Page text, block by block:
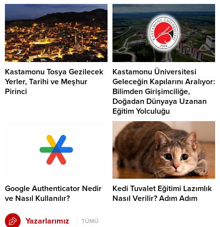
Kastamonu Tosya Gezilecek
Yerler, Tarihi ve Meşhur
Pirinci
Kastamonu Üniversitesi
Geleceğin Kapılarını Aralıyor:
Bilimden Girişimciliğe,
Doğadan Dünyaya Uzanan
Eğitim Yolculuğu
Google Authenticator Nedir
ve Nasıl Kullanılır?
Kedi Tuvalet Eğitimi Lazımlık
Nasıl Verilir? Adım Adım
Yazarlarımız TÜMÜ